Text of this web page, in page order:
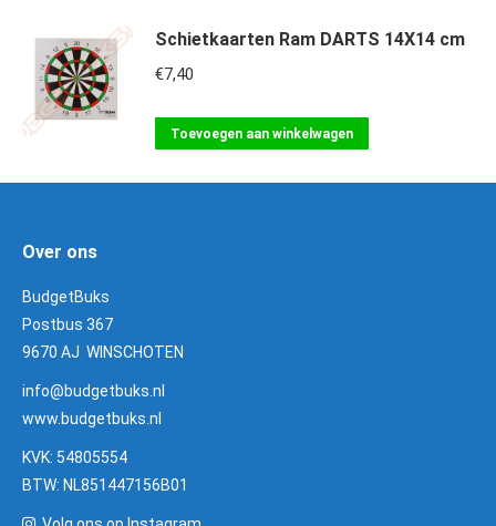
Schietkaarten Ram DARTS 14X14 cm
€7,40
Toevoegen aan winkelwagen
Over ons
BudgetBuks
Postbus 367
9670 AJ WINSCHOTEN
info@budgetbuks.nl
www.budgetbuks.nl
KVK: 54805554
BTW: NL851447156B01